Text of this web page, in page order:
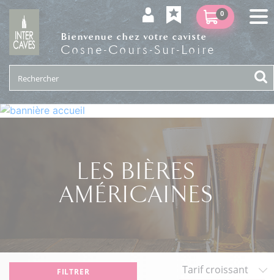
0
Bienvenue chez votre caviste
Cosne-Cours-Sur-Loire
LES BIÈRES
AMÉRICAINES
FILTRER